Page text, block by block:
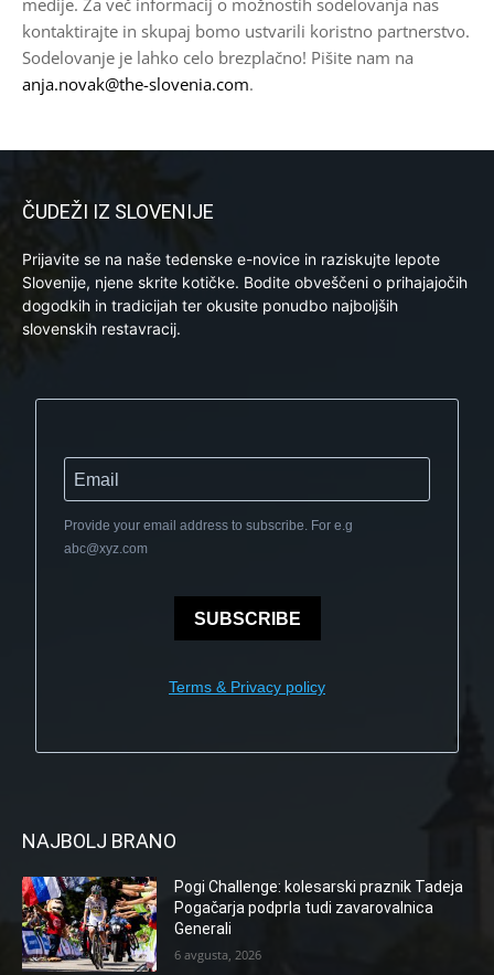
medije. Za več informacij o možnostih sodelovanja nas
kontaktirajte in skupaj bomo ustvarili koristno partnerstvo.
Sodelovanje je lahko celo brezplačno! Pišite nam na
anja.novak@the-slovenia.com.
ČUDEŽI IZ SLOVENIJE
Prijavite se na naše tedenske e-novice in raziskujte lepote
Slovenije, njene skrite kotičke. Bodite obveščeni o prihajajočih
dogodkih in tradicijah ter okusite ponudbo najboljših
slovenskih restavracij.
Provide your email address to subscribe. For e.g
abc@xyz.com
SUBSCRIBE
Terms & Privacy policy
NAJBOLJ BRANO
Pogi Challenge: kolesarski praznik Tadeja
Pogačarja podprla tudi zavarovalnica
Generali
6 avgusta, 2026